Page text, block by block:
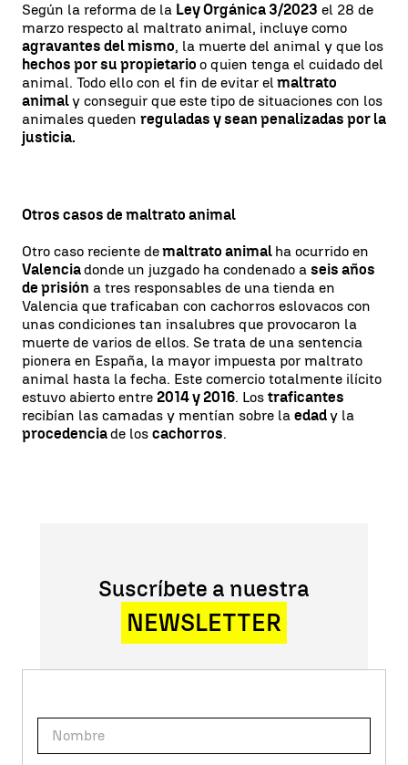
Según la reforma de la Ley Orgánica 3/2023 el 28 de
marzo respecto al maltrato animal, incluye como
agravantes del mismo, la muerte del animal y que los
hechos por su propietario o quien tenga el cuidado del
animal. Todo ello con el fin de evitar el maltrato
animaly conseguir que este tipo de situaciones con los
animales queden reguladas y sean penalizadas por la
justicia.
Otros casos de maltrato animal
Otro caso reciente demaltrato animal ha ocurrido en
Valenciadonde un juzgado ha condenado a seis años
de prisión a tres responsables de una tienda en
Valencia que traficaban con cachorros eslovacos con
unas condiciones tan insalubres que provocaron la
muerte de varios de ellos. Se trata de una sentencia
pionera en España, la mayor impuesta por maltrato
animal hasta la fecha. Este comercio totalmente ilícito
estuvo abierto entre 2014 y 2016. Los traficantes
recibían las camadas y mentían sobre la edady la
procedenciade los cachorros.
Suscríbete a nuestra
NEWSLETTER